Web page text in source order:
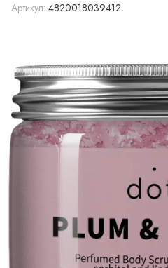
Артикул: 4820018039412